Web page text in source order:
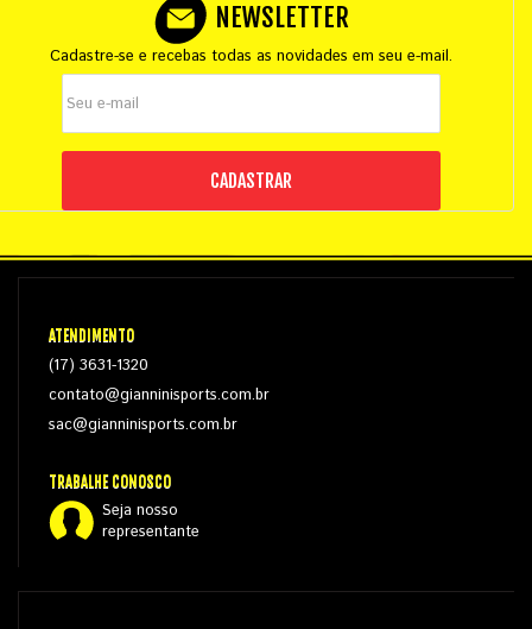
NEWSLETTER
Cadastre-se e recebas todas as novidades em seu e-mail.
CADASTRAR
ATENDIMENTO
(17) 3631-1320
contato@gianninisports.com.br
sac@gianninisports.com.br
TRABALHE CONOSCO
Seja nosso
representante